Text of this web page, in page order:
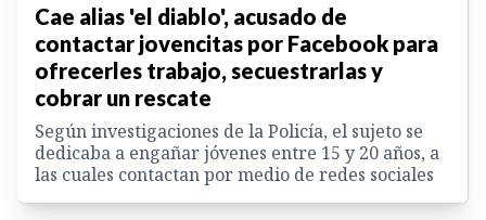
Cae alias 'el diablo', acusado de
contactar jovencitas por Facebook para
ofrecerles trabajo, secuestrarlas y
cobrar un rescate
Según investigaciones de la Policía, el sujeto se
dedicaba a engañar jóvenes entre 15 y 20 años, a
las cuales contactan por medio de redes sociales